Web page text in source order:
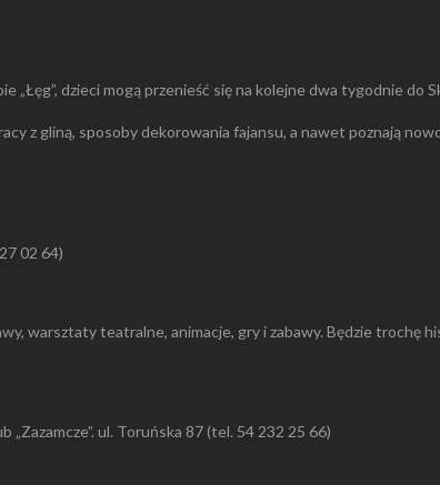
„Łęg”, dzieci mogą przenieść się na kolejne dwa tygodnie do
z gliną, sposoby dekorowania fajansu, a nawet poznają
02 64)
warsztaty teatralne, animacje, gry i zabawy. Będzie trochę
„Zazamcze”. ul. Toruńska 87 (tel. 54 232 25 66)